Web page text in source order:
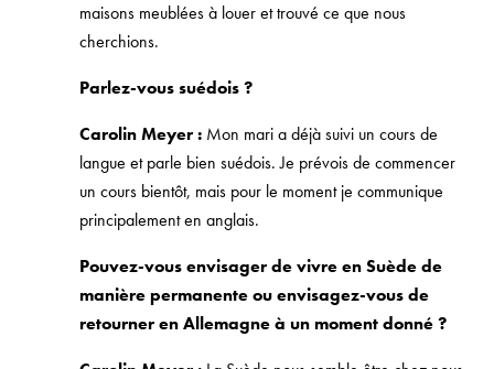
maisons meublées à louer et trouvé ce que nous
cherchions.
Parlez-vous suédois ?
Carolin Meyer : Mon mari a déjà suivi un cours de
langue et parle bien suédois. Je prévois de commencer
un cours bientôt, mais pour le moment je communique
principalement en anglais.
Pouvez-vous envisager de vivre en Suède de
manière permanente ou envisagez-vous de
retourner en Allemagne à un moment donné ?